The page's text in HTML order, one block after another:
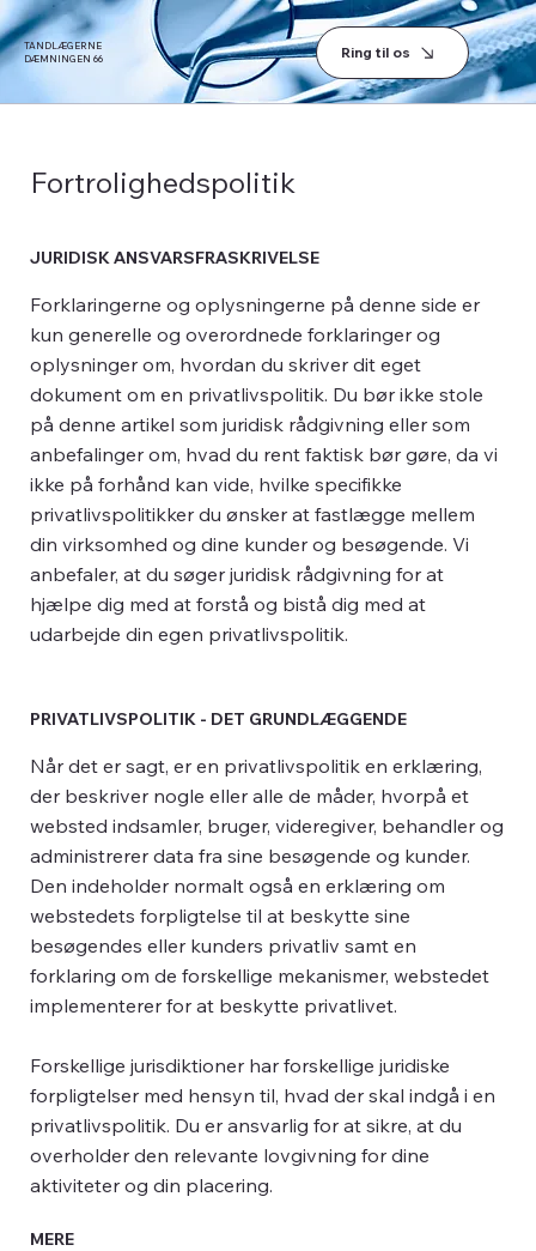
TANDLÆGERNE
DÆMNINGEN 66
Ring til os
Fortrolighedspolitik
JURIDISK ANSVARSFRASKRIVELSE
Forklaringerne og oplysningerne på denne side er
kun generelle og overordnede forklaringer og
oplysninger om, hvordan du skriver dit eget
dokument om en privatlivspolitik. Du bør ikke stole
på denne artikel som juridisk rådgivning eller som
anbefalinger om, hvad du rent faktisk bør gøre, da vi
ikke på forhånd kan vide, hvilke specifikke
privatlivspolitikker du ønsker at fastlægge mellem
din virksomhed og dine kunder og besøgende. Vi
anbefaler, at du søger juridisk rådgivning for at
hjælpe dig med at forstå og bistå dig med at
udarbejde din egen privatlivspolitik.
PRIVATLIVSPOLITIK - DET GRUNDLÆGGENDE
Når det er sagt, er en privatlivspolitik en erklæring,
der beskriver nogle eller alle de måder, hvorpå et
websted indsamler, bruger, videregiver, behandler og
administrerer data fra sine besøgende og kunder.
Den indeholder normalt også en erklæring om
webstedets forpligtelse til at beskytte sine
besøgendes eller kunders privatliv samt en
forklaring om de forskellige mekanismer, webstedet
implementerer for at beskytte privatlivet.
Forskellige jurisdiktioner har forskellige juridiske
forpligtelser med hensyn til, hvad der skal indgå i en
privatlivspolitik. Du er ansvarlig for at sikre, at du
overholder den relevante lovgivning for dine
aktiviteter og din placering.
MERE